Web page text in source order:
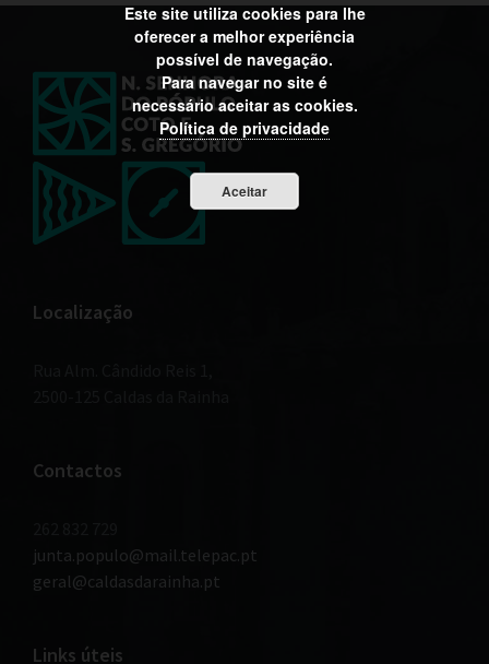
Localização
Contactos
junta.populo@mail.telepac.pt
geral@caldasdarainha.pt
Links úteis
Este site utiliza cookies para lhe
oferecer a melhor experiência
possível de navegação.
Para navegar no site é
necessário aceitar as cookies.
Política de privacidade
Aceitar